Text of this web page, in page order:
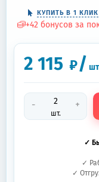
КУПИТЬ В 1 КЛИК
+42 бонусов за
2 115 ₽/
-
шт.
+
✓
✓
✓